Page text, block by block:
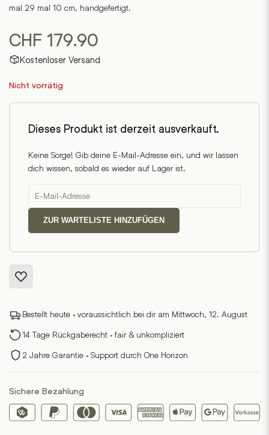
mal 29 mal 10 cm, handgefertigt.
CHF 179.90
Kostenloser Versand
Nicht vorrätig
Dieses Produkt ist derzeit ausverkauft.
Keine Sorge! Gib deine E-Mail-Adresse ein, und wir lassen
dich wissen, sobald es wieder auf Lager ist.
ZUR WARTELISTE HINZUFÜGEN
Bestellt heute · voraussichtlich bei dir am Mittwoch, 12. August
14 Tage Rückgaberecht · fair & unkompliziert
2 Jahre Garantie · Support durch One Horizon
Sichere Bezahlung